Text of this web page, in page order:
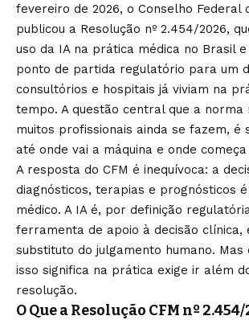
fevereiro de 2026, o Conselho Federal
publicou a Resolução nº 2.454/2026,
uso da IA na prática médica no Brasil
ponto de partida regulatório para um
consultórios e hospitais já viviam na
tempo. A questão central que a norma
muitos profissionais ainda se fazem, é
até onde vai a máquina e onde
A resposta do CFM é inequívoca: a
diagnósticos, terapias e prognósticos
médico. A IA é, por definição
ferramenta de apoio à decisão clínica,
substituto do julgamento humano. Mas
isso significa na prática exige ir além
resolução.
O Que a Resolução CFM nº